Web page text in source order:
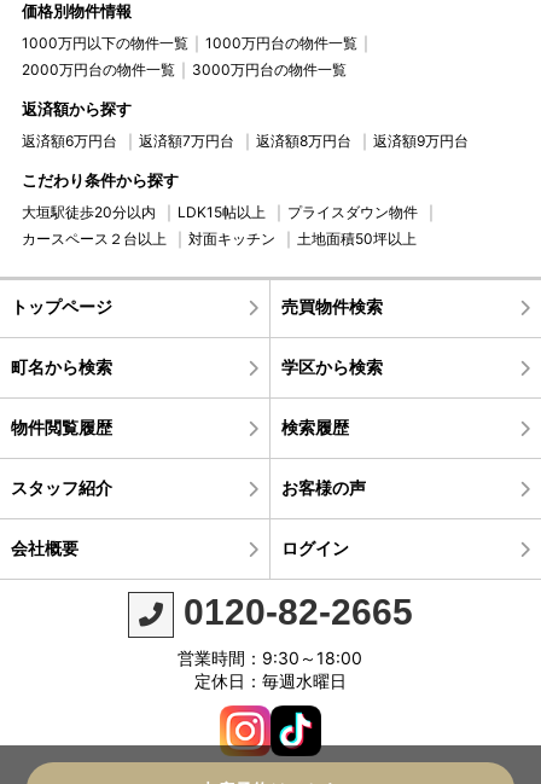
価格別物件情報
1000万円以下の物件一覧
1000万円台の物件一覧
2000万円台の物件一覧
3000万円台の物件一覧
返済額から探す
返済額6万円台 返済額7万円台 返済額8万円台 返済額9万円台
こだわり条件から探す
大垣駅徒歩20分以内 LDK15帖以上
プライスダウン物件
カースペース２台以上
対面キッチン 土地面積50坪以上
トップページ 売買物件検索
町名から検索 学区から検索
物件閲覧履歴 検索履歴
スタッフ紹介 お客様の声
会社概要 ログイン
0120-82-2665
営業時間：9:30～18:00
定休日：毎週水曜日